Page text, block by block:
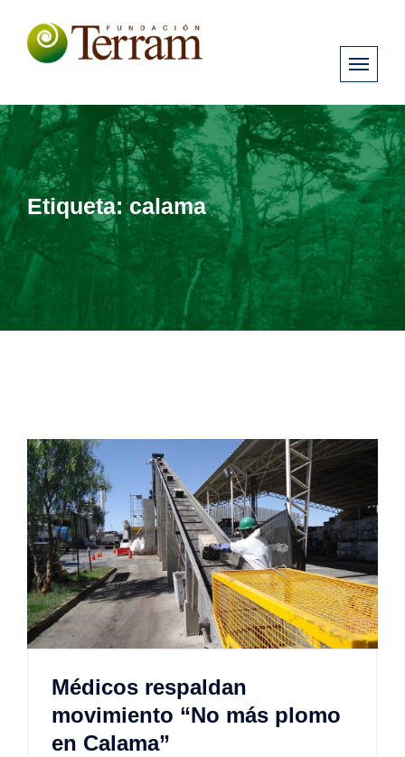
Etiqueta:calama
Médicos respaldan
movimiento “No más plomo
en Calama”